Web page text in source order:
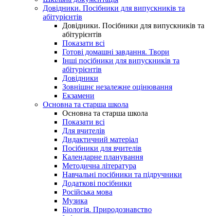
Довідники. Посібники для випускників та
абітурієнтів
Довідники. Посібники для випускників та
абітурієнтів
Показати всі
Готові домашні завдання. Твори
Інші посібники для випускників та
абітурієнтів
Довідники
Зовнішнє незалежне оцінювання
Екзамени
Основна та старша школа
Основна та старша школа
Показати всі
Для вчителів
Дидактичний матеріал
Посібники для вчителів
Календарне планування
Методична література
Навчальні посібники та підручники
Додаткові посібники
Російська мова
Музика
Біологія. Природознавство